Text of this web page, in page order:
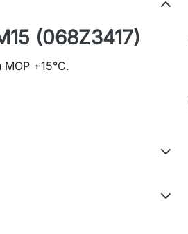
(068Z3417)
+15°C.